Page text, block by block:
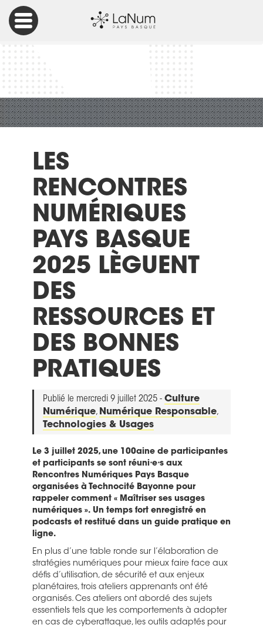
Les Rencontres Numériques Pays Basque 2025 lèguent des
LES
RENCONTRES
NUMÉRIQUES
PAYS BASQUE
2025 LÈGUENT
DES
RESSOURCES ET
DES BONNES
PRATIQUES
Publié le mercredi 9 juillet 2025 - Culture
Numérique, Numérique Responsable,
Technologies & Usages
Le 3 juillet 2025, une 100aine de participantes
et participants se sont réuni⋅e⋅s aux
Rencontres Numériques Pays Basque
organisées à Technocité Bayonne pour
rappeler comment « Maîtriser ses usages
numériques ». Un temps fort enregistré en
podcasts et restitué dans un guide pratique en
ligne.
En plus d’une table ronde sur l’élaboration de
stratégies numériques pour mieux faire face aux
défis d’utilisation, de sécurité et aux enjeux
planétaires, trois ateliers apprenants ont été
organisés. Ces ateliers ont abordé des sujets
essentiels tels que les comportements à adopter
en cas de cyberattaque, les outils adaptés pour